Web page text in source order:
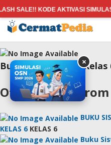
Lewati
ke
konten
SALE!! KODE AKTIVASI
Buku Siswa PAIBP
Other Books From
BUKU
KELAS 6 KELAS 6
Buku
×